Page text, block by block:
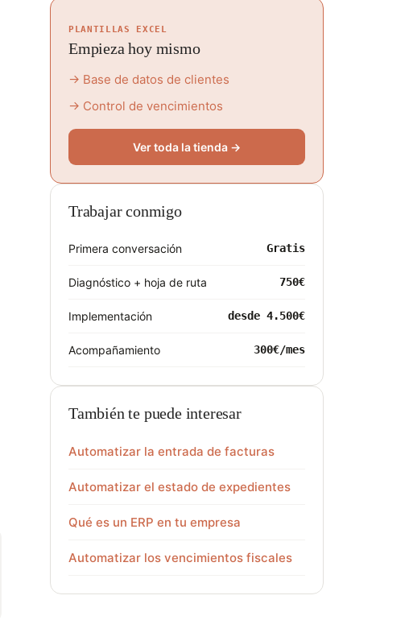
PLANTILLAS EXCEL
Empieza hoy mismo
→ Base de datos de clientes
→ Control de vencimientos
Ver toda la tienda →
Trabajar conmigo
Primera conversación Gratis
Diagnóstico + hoja de ruta 750€
Implementación desde 4.500€
Acompañamiento 300€/mes
También te puede interesar
Automatizar la entrada de facturas
Automatizar el estado de expedientes
Qué es un ERP en tu empresa
Automatizar los vencimientos fiscales